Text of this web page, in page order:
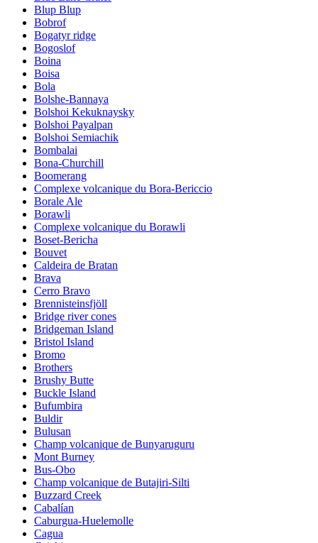
Blup Blup
Bobrof
Bogatyr ridge
Bogoslof
Boina
Boisa
Bola
Bolshe-Bannaya
Bolshoi Kekuknaysky
Bolshoi Payalpan
Bolshoi Semiachik
Bombalai
Bona-Churchill
Boomerang
Complexe volcanique du Bora-Bericcio
Borale Ale
Borawli
Complexe volcanique du Borawli
Boset-Bericha
Bouvet
Caldeira de Bratan
Brava
Cerro Bravo
Brennisteinsfjöll
Bridge river cones
Bridgeman Island
Bristol Island
Bromo
Brothers
Brushy Butte
Buckle Island
Bufumbira
Buldir
Bulusan
Champ volcanique de Bunyaruguru
Mont Burney
Bus-Obo
Champ volcanique de Butajiri-Silti
Buzzard Creek
Cabalían
Caburgua-Huelemolle
Cagua